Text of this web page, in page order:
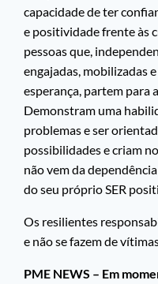
capacidade de ter
e positividade frente às
pessoas que,
engajadas, mobilizadas
esperança, partem para
Demonstram uma
problemas e ser
possibilidades e criam
não vem da
do seu próprio SER
Os resilientes
e não se fazem de
PME NEWS – Em